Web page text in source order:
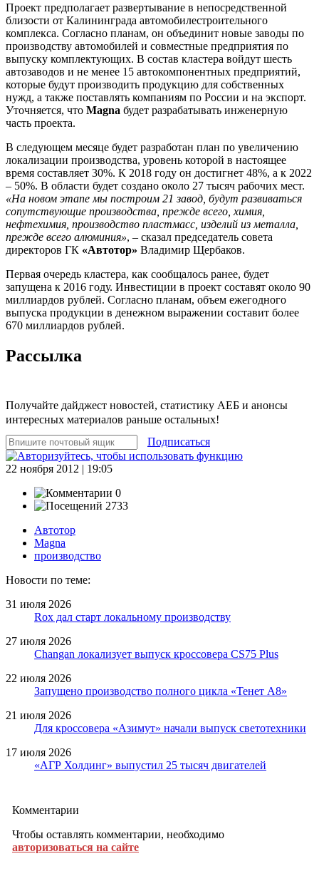
Проект предполагает развертывание в непосредственной
близости от Калининграда автомобилестроительного
комплекса. Согласно планам, он объединит новые заводы по
производству автомобилей и совместные предприятия по
выпуску комплектующих. В состав кластера войдут шесть
автозаводов и не менее 15 автокомпонентных предприятий,
которые будут производить продукцию для собственных
нужд, а также поставлять компаниям по России и на экспорт.
Уточняется, что Magna будет разрабатывать инженерную
часть проекта.
В следующем месяце будет разработан план по увеличению
локализации производства, уровень которой в настоящее
время составляет 30%. К 2018 году он достигнет 48%, а к 2022
– 50%. В области будет создано около 27 тысяч рабочих мест.
«На новом этапе мы построим 21 завод, будут развиваться
сопутствующие производства, прежде всего, химия,
нефтехимия, производство пластмасс, изделий из металла,
прежде всего алюминия», – сказал председатель совета
директоров ГК «Автотор» Владимир Щербаков.
Первая очередь кластера, как сообщалось ранее, будет
запущена к 2016 году. Инвестиции в проект составят около 90
миллиардов рублей. Согласно планам, объем ежегодного
выпуска продукции в денежном выражении составит более
670 миллиардов рублей.
Рассылка
Получайте дайджест новостей, статистику АЕБ и анонсы
интересных материалов раньше остальных!
Подписаться
22 ноября 2012 | 19:05
0
2733
Автотор
Magna
производство
Новости по теме:
31 июля 2026
Rox дал старт локальному производству
27 июля 2026
Changan локализует выпуск кроссовера CS75 Plus
22 июля 2026
Запущено производство полного цикла «Тенет A8»
21 июля 2026
Для кроссовера «Азимут» начали выпуск светотехники
17 июля 2026
«АГР Холдинг» выпустил 25 тысяч двигателей
Комментарии
Чтобы оставлять комментарии, необходимо
авторизоваться на сайте